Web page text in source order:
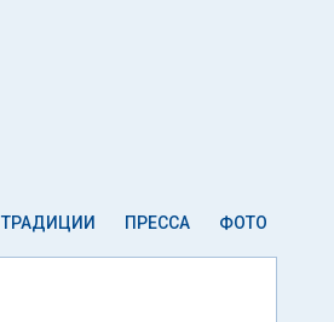
ТРАДИЦИИ ПРЕССА ФОТО